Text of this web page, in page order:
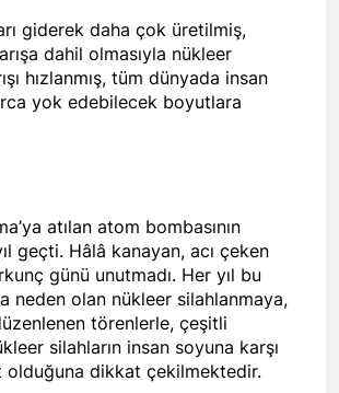
üzerinden 102 yıl geçse de;
Kürt milleti özgürlükten
asla vaz geçmedi
1 Yıl Ago
MECLÎSA PARTİYA HAK-
PARê: Têkçûna heyî têkçûna
rê û polîtîkayên xelet in. Divê
KENETLENMELİ
HAK-PAR Genel Başkanı
Düzgün Kaplan’ın Kurdistan
partileri Hak ve Özgürlükler
Partisi (HAK-PAR), Kürdistan
Demokrat Partisi – Türkiye
(KDP-T), Kürdistan Sosyalist
Partisi (PSK) ve Kürdistan
Yurtseverler Partisi
(PWK)’nin ortaklaşa Van da
1 Yıl Ago
HAK-PAR MERKEZİ KADIN
KOMİSYONU HEWLER’DE
ENKS Yİ ZİYARET ETTİ
1 Yıl Ago
HAK-PAR KADIN HEYETİ
HEWLER’DE HİZBÊN
giderek daha çok üretilmiş,
dahil olmasıyla nükleer
hızlanmış, tüm dünyada insan
yok edebilecek boyutlara
atılan atom bombasının
geçti. Hâlâ kanayan, acı çeken
günü unutmadı. Her yıl bu
neden olan nükleer silahlanmaya,
törenlerle, çeşitli
silahların insan soyuna karşı
olduğuna dikkat çekilmektedir.